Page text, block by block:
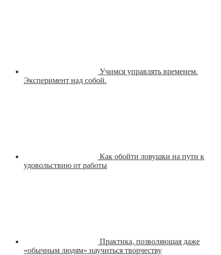
Учимся управлять временем.
Эксперимент над собой.
Как обойти ловушки на пути к
удовольствию от работы
Практика, позволяющая даже
«обычным людям» научиться творчеству